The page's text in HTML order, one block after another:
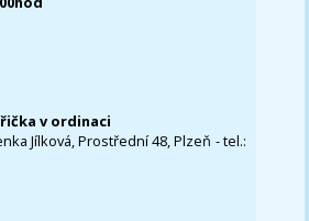
v ordinaci
Jílková, Prostřední 48, Plzeň - tel.: